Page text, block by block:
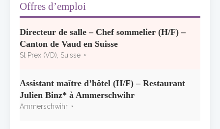
sélection consacrée à la Bourgogne
7 juillet 2026
40 ans chez Georges Blanc
3 juillet 2026
Offres d’emploi
Directeur de salle – Chef sommelier (H/F) –
Canton de Vaud en Suisse
St Prex (VD), Suisse
Assistant maître d’hôtel (H/F) – Restaurant
Julien Binz* à Ammerschwihr
Ammerschwihr